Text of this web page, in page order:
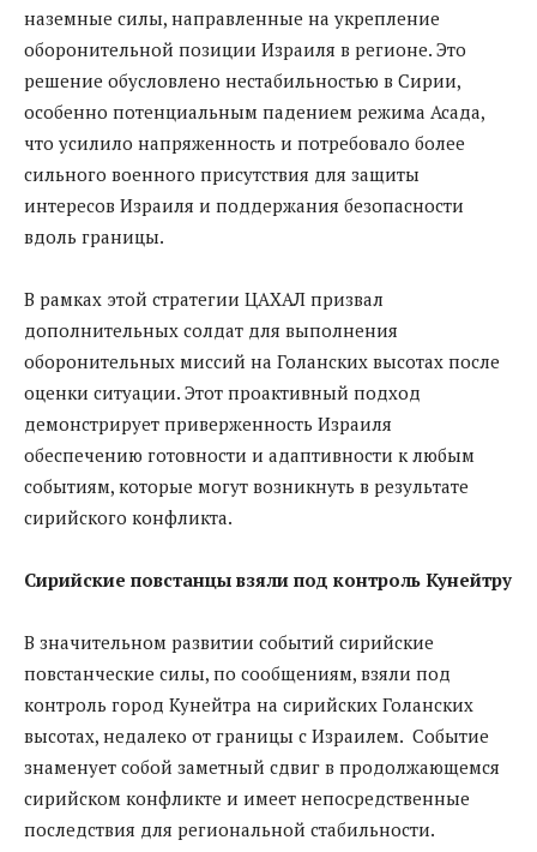
наземные силы, направленные на укрепление
оборонительной позиции Израиля в регионе. Это
решение обусловлено нестабильностью в Сирии,
особенно потенциальным падением режима Асада,
что усилило напряженность и потребовало более
сильного военного присутствия для защиты
интересов Израиля и поддержания безопасности
вдоль границы.
В рамках этой стратегии ЦАХАЛ призвал
дополнительных солдат для выполнения
оборонительных миссий на Голанских высотах после
оценки ситуации. Этот проактивный подход
демонстрирует приверженность Израиля
обеспечению готовности и адаптивности к любым
событиям, которые могут возникнуть в результате
сирийского конфликта.
Сирийские повстанцы взяли под контроль Кунейтру
В значительном развитии событий сирийские
повстанческие силы, по сообщениям, взяли под
контроль город Кунейтра на сирийских Голанских
высотах, недалеко от границы с Израилем. Событие
знаменует собой заметный сдвиг в продолжающемся
сирийском конфликте и имеет непосредственные
последствия для региональной стабильности.